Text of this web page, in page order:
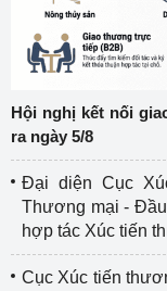
Hội nghị kết nối
ra ngày 5/8
Đại diện Cục
Thương mại -
hợp tác Xúc tiến
Cục Xúc tiến